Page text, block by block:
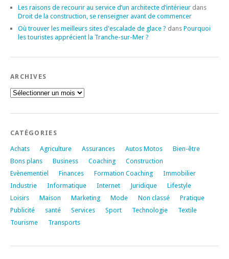
Les raisons de recourir au service d’un architecte d’intérieur dans
Droit de la construction, se renseigner avant de commencer
Où trouver les meilleurs sites d'escalade de glace ? dans Pourquoi
les touristes apprécient la Tranche-sur-Mer ?
ARCHIVES
Archives
CATÉGORIES
Achats Agriculture Assurances Autos Motos
Bien-être
Bons plans
Business Coaching
Construction
Evènementiel
Finances Formation Coaching
Immobilier
Industrie
Informatique Internet Juridique
Lifestyle
Loisirs
Maison Marketing Mode Non classé
Pratique
Publicité
santé Services Sport Technologie
Textile
Tourisme
Transports